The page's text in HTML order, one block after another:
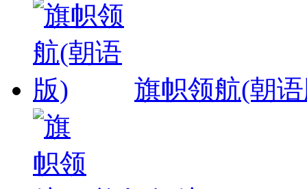
旗帜领航(朝